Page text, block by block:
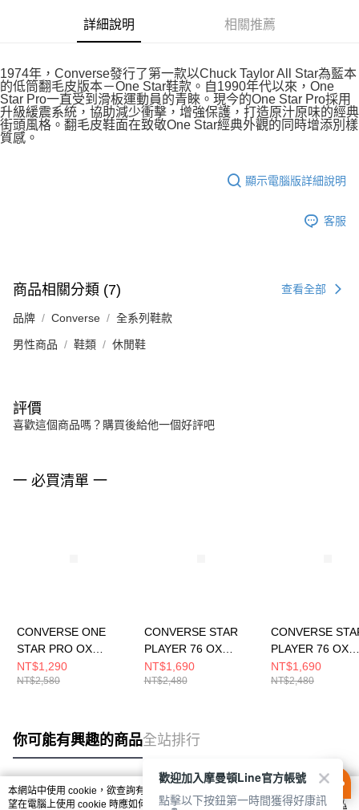
詳細說明 相關推薦
1974年，Converse發行了第一款以Chuck Taylor All Star為藍本
的低筒翻毛皮版本－One Star鞋款。自1990年代以來，One
Star Pro一直受到滑板運動員的青睞。現今的One Star Pro採用
升級緩震系統，協助減少衝擊，增強保護，打造原汁原味的經典
街頭風格。翻毛皮鞋面在致敬One Star經典外觀的同時增添別樣
質感。
顯示電腦版詳細說明
客服
商品相關分類 (7) 查看全部
品牌 Converse 全系列鞋款
男性商品 鞋類 休閒鞋
評價
喜歡這個商品嗎？購買後給他一個好評吧
一 必買清單 一
CONVERSE ONE
STAR PRO OX
EGRET/WHITE/BLAC
K 男女 休閒鞋
NT$1,290
NT$2,580
CONVERSE STAR
PLAYER 76 OX
BLACK/VINTAGE
WHITE 男女 休閒鞋
NT$1,690
NT$2,480
CONVERSE
PLAYER 76 OX
VINTAGE
WHITE/BLACK
NT$1,690
NT$2,480
你可能有興趣的商品全站排行
熱門標籤
本網站中使用 cookie，欲查詢有關本網站使用 cookie 方式之詳情，及若您不希
望在電腦上使用 cookie 時應如何變更電腦的 cookie 設定，請參閱本網站「
隱私
歡迎加入摩曼頓Line官方帳號
點擊以下按鈕第一時間獲得好康訊